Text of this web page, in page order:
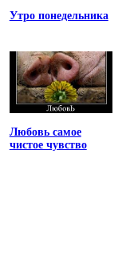
Утро понедельника
Любовь самое
чистое чувство